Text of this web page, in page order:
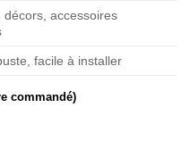
décors, accessoires
facile à installer
commandé)